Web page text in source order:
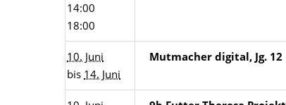
14:00
18:00
10. Juni
bis 14. Juni
Mutmacher digital, Jg. 12